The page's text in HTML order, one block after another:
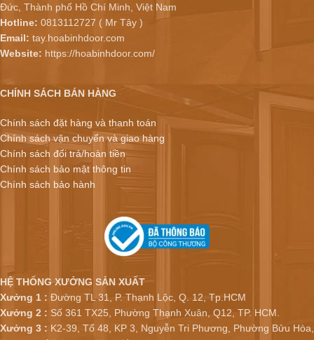
Đức, Thành phố Hồ Chí Minh, Việt Nam
Hotline: 0813112727 ( Mr Tây )
Email: tay.hoabinhdoor.com
Website: https://hoabinhdoor.com/
CHÍNH SÁCH BÁN HÀNG
Chính sách đặt hàng và thanh toán
Chính sách vận chuyển và giao hàng
Chính sách đổi trả/hoàn tiền
Chính sách bảo mật thông tin
Chính sách bảo hành
HỆ THỐNG XƯỞNG SẢN XUẤT
Xưởng 1 : Đường TL 31, P. Thạnh Lộc, Q. 12, Tp.HCM
Xưởng 2 : Số 361 TX25, Phường Thạnh Xuân, Q12, TP. HCM.
Xưởng 3 : K2-39, Tổ 48, KP 3, Nguyễn Tri Phương, Phường Bửu Hòa,